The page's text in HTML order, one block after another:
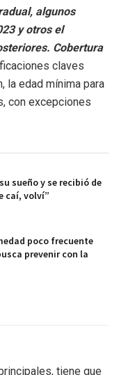
algunos
y otros el
Cobertura
claves
la edad mínima para
con excepciones
sueño y se recibió de
caí, volví”
poco frecuente
prevenir con la
tiene que